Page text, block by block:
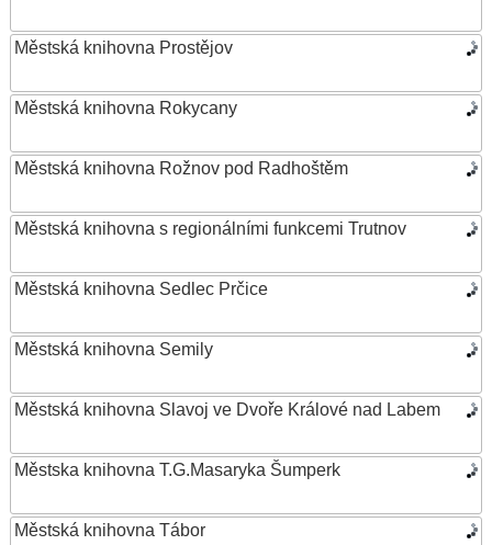
Městská knihovna Prostějov
Městská knihovna Rokycany
Městská knihovna Rožnov pod Radhoštěm
Městská knihovna s regionálními funkcemi Trutnov
Městská knihovna Sedlec Prčice
Městská knihovna Semily
Městská knihovna Slavoj ve Dvoře Králové nad Labem
Městska knihovna T.G.Masaryka Šumperk
Městská knihovna Tábor